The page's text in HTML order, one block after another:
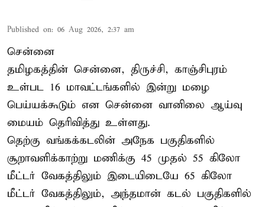
Published on: 06 Aug 2026, 2:37 am
சென்னை
தமிழகத்தின் சென்னை, திருச்சி, காஞ்சிபுரம்
உள்பட 16 மாவட்டங்களில் இன்று மழை
பெய்யக்கூடும் என சென்னை வானிலை ஆய்வு
மையம் தெரிவித்து உள்ளது.
தெற்கு வங்கக்கடலின் அநேக பகுதிகளில்
சூறாவளிக்காற்று மணிக்கு 45 முதல் 55 கிலோ
மீட்டர் வேகத்திலும் இடையிடையே 65 கிலோ
மீட்டர் வேகத்திலும், அந்தமான் கடல் பகுதிகளில்